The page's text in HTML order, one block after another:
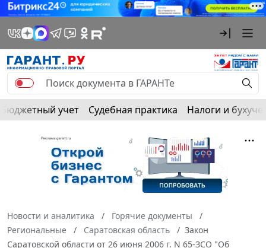
Бюджетный учет Судебная практика Налоги и
Новости и аналитика
Горячие документы
Региональные
Саратовская область
Закон
Саратовской области от 26 июня 2006 г. N 65-ЗСО "Об